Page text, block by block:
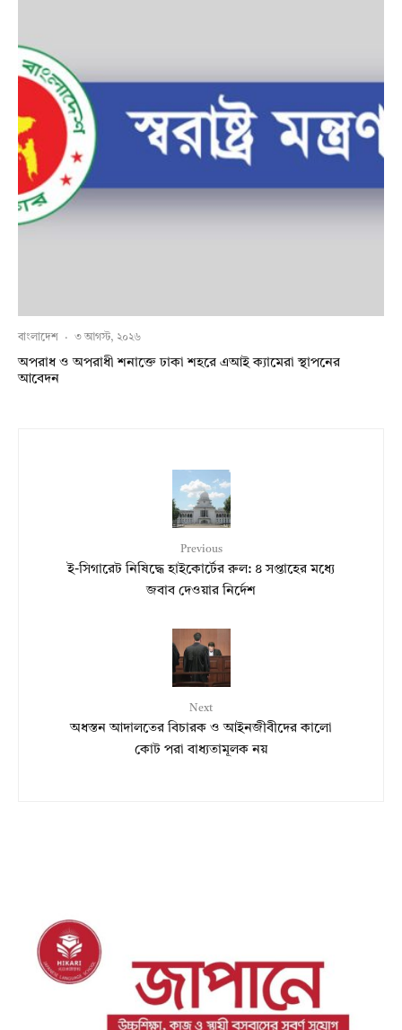
বাংলাদেশ · ৩ আগস্ট, ২০২৬
অপরাধ ও অপরাধী শনাক্তে ঢাকা শহরে এআই ক্যামেরা স্থাপনের
আবেদন
Previous
ই-সিগারেট নিষিদ্ধে হাইকোর্টের রুল: ৪ সপ্তাহের মধ্যে
জবাব দেওয়ার নির্দেশ
Next
অধস্তন আদালতের বিচারক ও আইনজীবীদের কালো
কোট পরা বাধ্যতামূলক নয়